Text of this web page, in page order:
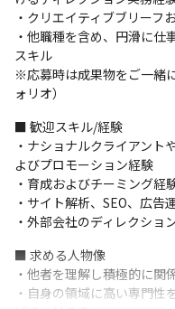
・Studio
・Google Workspace
・Slack
■当ポジションの魅力
・クリエイティブへの投資
・グラフィックや動画、デ
い案件でのクリエイティブ
・社内のマーケターやエン
ィレクターとしてのスキル
・横断的に多職種と情報連
ィブが他者貢献・事業貢献
きる
■課題と募集背景
現在、クリエイティブとし
・クリエイティブブリーフ
・他職種を含め、円滑に仕
スキル
※応募時は成果物をご一緒
ォリオ）
■ 歓迎スキル/経験
・ナショナルクライアント
よびプロモーション経験
・育成およびチーミング経
・サイト解析、SEO、広告
・外部会社のディレクショ
■ 求める人物像
・他者を理解し積極的に関
・自身の領域に高い専門